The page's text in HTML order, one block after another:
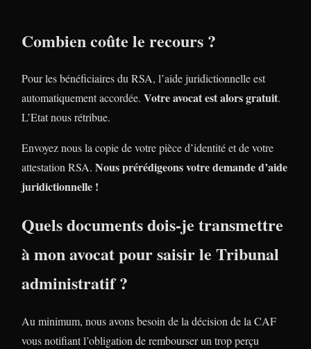
Combien coûte le recours ?
Pour les bénéficiaires du RSA, l’aide juridictionnelle est
automatiquement accordée. Votre avocat est alors gratuit.
L’Etat nous rétribue.
Envoyez nous la copie de votre pièce d’identité et de votre
attestation RSA. Nous prérédigeons votre demande d’aide
juridictionnelle !
Quels documents dois-je transmettre
à mon avocat pour saisir le Tribunal
administratif ?
Au minimum, nous avons besoin de la décision de la CAF
vous notifiant l’obligation de rembourser un trop perçu